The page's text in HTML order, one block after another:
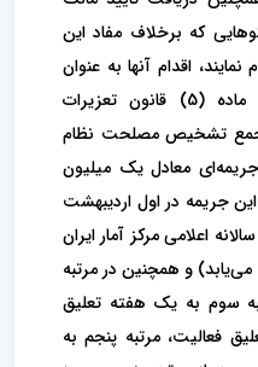
که برخلاف مفاد این
اقدام آنها به عنوان
عرضه خارج از شبکه موضوع ماده (5) قانون تعزیرات
مصوب 1367/12/23 مجمع تشخیص مصلحت نظام
معادل یک میلیون
(این جریمه در اول اردیبهشت
اعلامی مرکز آمار ایران
و همچنین در مرتبه
سوم به یک هفته تعلیق
فعالیت، مرتبه پنجم به